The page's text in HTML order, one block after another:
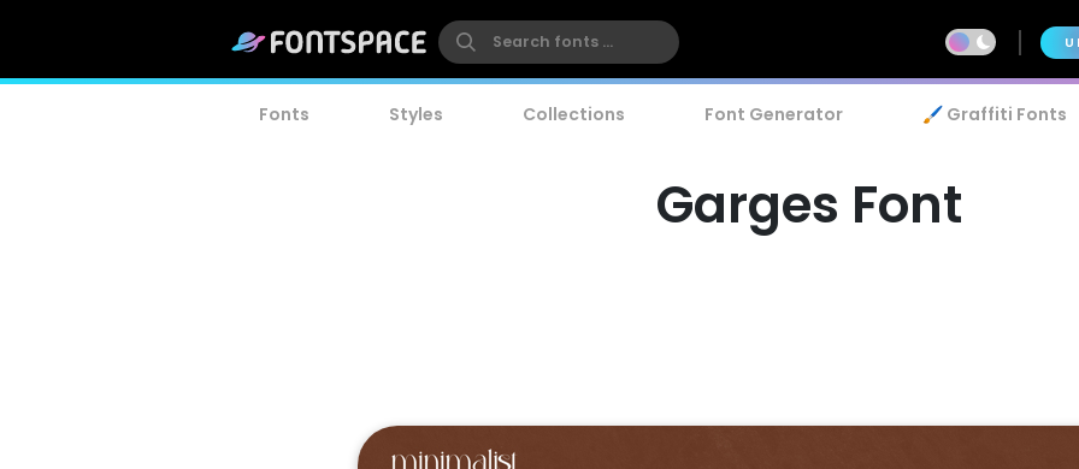
Fonts Styles Collections Font Generator 🖌️ Graffiti Fonts
Garges Font